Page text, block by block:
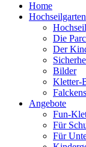
Home
Hochseilgarten
Die
Der
Bilder
Kletter-
Angebote
Fun-
Für
Für